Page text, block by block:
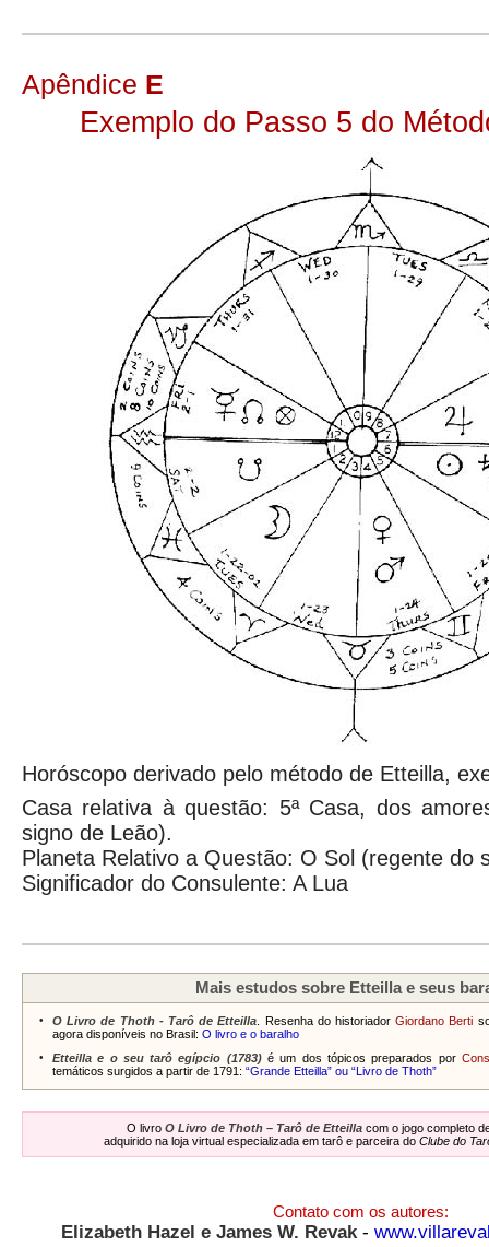
Apêndice E
Exemplo do Passo 5 do
Horóscopo derivado pelo método de Etteilla,
Casa relativa à questão: 5ª Casa, dos
signo de Leão).
Planeta Relativo a Questão: O Sol (regente do
Significador do Consulente: A Lua
Mais estudos sobre Etteilla e seus
• O Livro de Thoth - Tarô de Etteilla . Resenha do historiadorGiordano Berti
agora disponíveis no Brasil: O livro e o baralho
• Etteilla e o seu tarô egípcio (1783)é um dos tópicos preparados por
temáticos surgidos a partir de 1791: “Grande Etteilla” ou “Livro de Thoth”
O livro O Livro de Thoth – Tarô de Etteillacom o jogo completo
adquirido na loja virtual especializada em tarô e parceira do Clube do
Contato com os autores:
Elizabeth Hazel e James W. Revak-